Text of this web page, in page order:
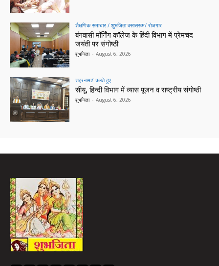
शैक्षणिक समाचार / शुभजिता क्सासरूम/ रोजगार
बंगवासी मॉर्निंग कॉलेज के हिंदी विभाग में प्रेमचंद
जयंती पर संगोष्ठी
शुभजिता - August 6, 2026
शहरनामा/ चलते हुए
सीयू, हिन्दी विभाग में व्यास पूजन व राष्ट्रीय संगोष्ठी
शुभजिता - August 6, 2026